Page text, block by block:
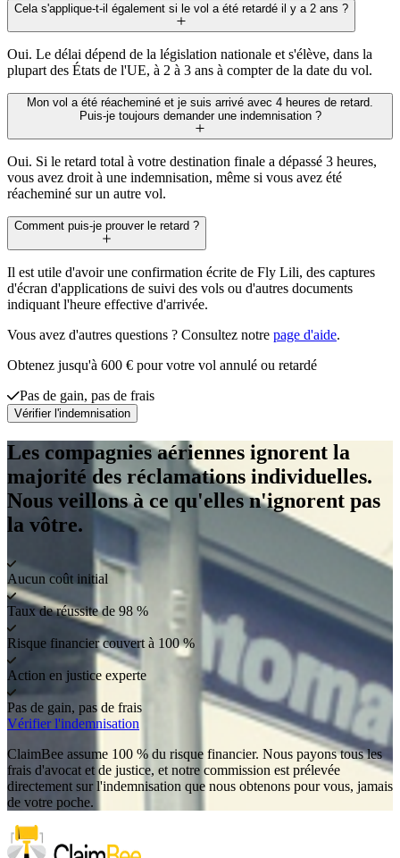
Cela s'applique-t-il également si le vol a été retardé il y a 2 ans ?
Oui. Le délai dépend de la législation nationale et s'élève, dans la
plupart des États de l'UE, à 2 à 3 ans à compter de la date du vol.
Mon vol a été réacheminé et je suis arrivé avec 4 heures de retard.
Puis-je toujours demander une indemnisation ?
Oui. Si le retard total à votre destination finale a dépassé 3 heures,
vous avez droit à une indemnisation, même si vous avez été
réacheminé sur un autre vol.
Comment puis-je prouver le retard ?
Il est utile d'avoir une confirmation écrite de Fly Lili, des captures
d'écran d'applications de suivi des vols ou d'autres documents
indiquant l'heure effective d'arrivée.
Vous avez d'autres questions ? Consultez notre page d'aide.
Obtenez jusqu'à 600 € pour votre vol annulé ou retardé
Pas de gain, pas de frais
Vérifier l'indemnisation
Les compagnies aériennes ignorent la
majorité des réclamations individuelles.
Nous veillons à ce qu'elles n'ignorent pas
la vôtre.
Aucun coût initial
Taux de réussite de 98 %
Risque financier couvert à 100 %
Action en justice experte
Pas de gain, pas de frais
Vérifier l'indemnisation
ClaimBee assume 100 % du risque financier. Nous payons tous les
frais d'avocat et de justice, et notre commission est prélevée
directement sur l'indemnisation que nous obtenons pour vous, jamais
de votre poche.